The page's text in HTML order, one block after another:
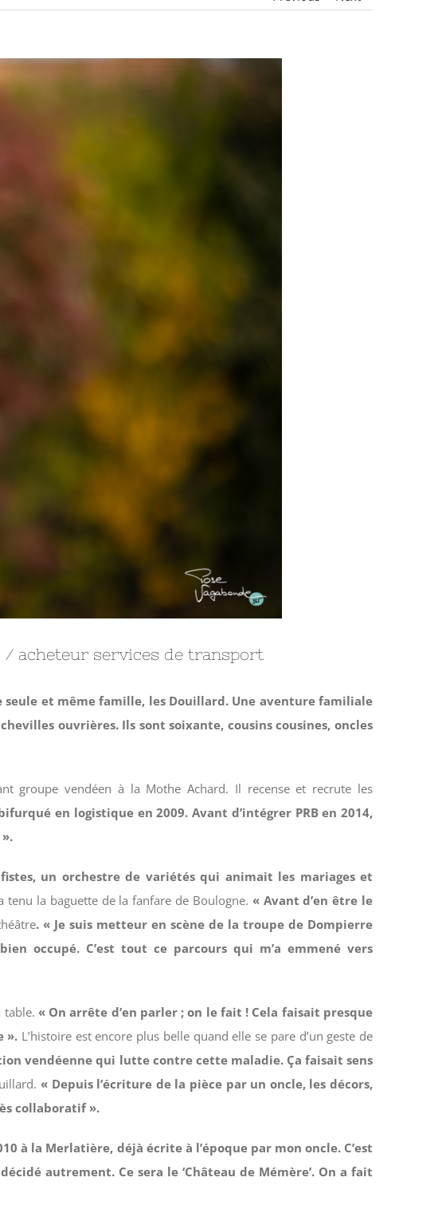
/ acheteur services de transport
seule et même famille, les Douillard. Une aventure familiale
ouvrières. Ils sont soixante, cousins cousines, oncles
groupe vendéen à la Mothe Achard. Il recense et recrute les
en logistique en 2009. Avant d’intégrer PRB en 2014,
un orchestre de variétés qui animait les mariages et
tenu la baguette de la fanfare de Boulogne. « Avant d’en être le
. « Je suis metteur en scène de la troupe de Dompierre
occupé. C’est tout ce parcours qui m’a emmené vers
table. « On arrête d’en parler ; on le fait ! Cela faisait presque
». L’histoire est encore plus belle quand elle se pare d’un geste de
vendéenne qui lutte contre cette maladie. Ça faisait sens
« Depuis l’écriture de la pièce par un oncle, les décors,
collaboratif ».
à la Merlatière, déjà écrite à l’époque par mon oncle. C’est
autrement. Ce sera le ‘Château de Mémère’. On a fait